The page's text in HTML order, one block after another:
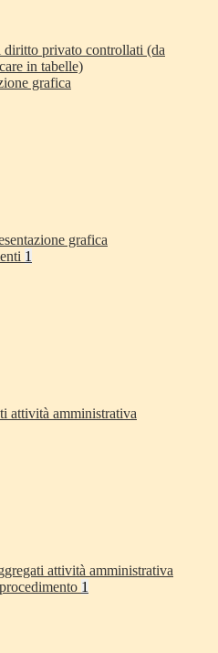
diritto privato controllati (da
in tabelle)
grafica
grafica
1
attività amministrativa
attività amministrativa
1